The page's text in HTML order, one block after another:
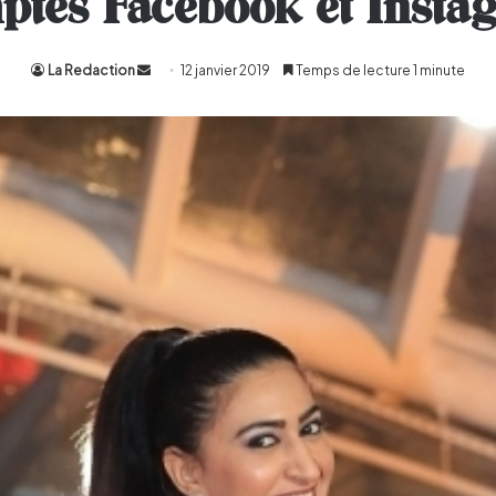
La Redaction
Envoyer
courriel
12 janvier 2019 Temps de lecture 1 minute